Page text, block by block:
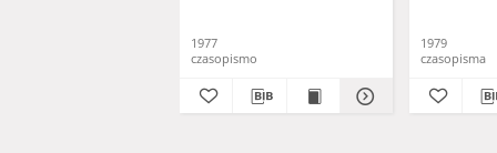
1977
czasopismo
1979
czasopisma